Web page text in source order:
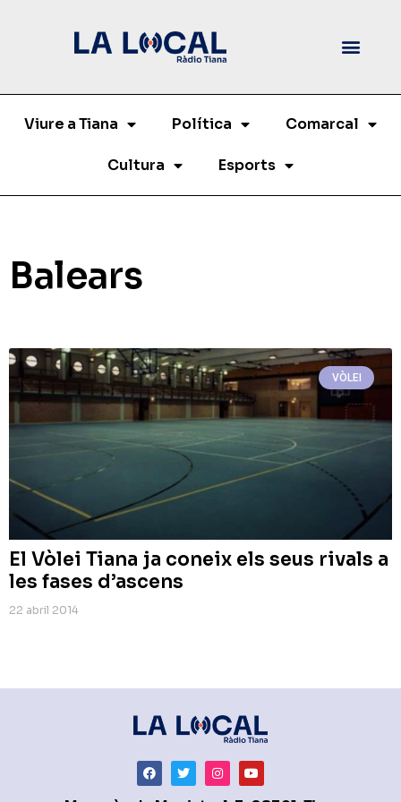
Viure a Tiana Política Comarcal
Cultura Esports
Balears
VÒLEI
El Vòlei Tiana ja coneix els seus rivals a
les fases d’ascens
22 abril 2014